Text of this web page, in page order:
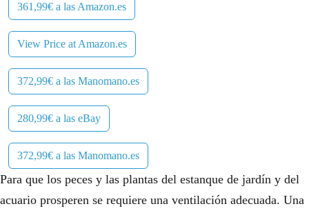
361,99€ a las Amazon.es
View Price at Amazon.es
372,99€ a las Manomano.es
280,99€ a las eBay
372,99€ a las Manomano.es
Para que los peces y las plantas del estanque de jardín y del
acuario prosperen se requiere una ventilación adecuada. Una